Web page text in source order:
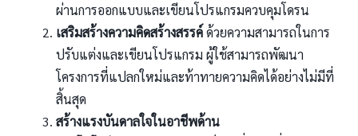
ผ่านการออกแบบและเขียนโปรแกรมควบคุมโดรน
เสริมสร้างความคิดสร้างสรรค์ด้วยความสามารถในการ
ปรับแต่งและเขียนโปรแกรม ผู้ใช้สามารถพัฒนา
โครงการที่แปลกใหม่และท้าทายความคิดได้อย่างไม่มีที่
สิ้นสุด
สร้างแรงบันดาลใจในอาชีพด้าน